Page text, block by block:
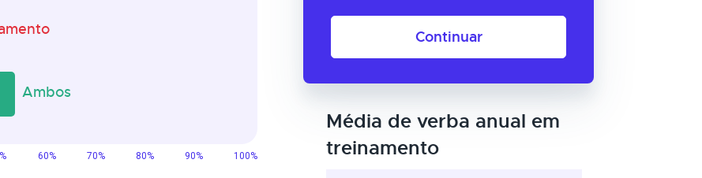
Continuar
Média de verba anual em
treinamento